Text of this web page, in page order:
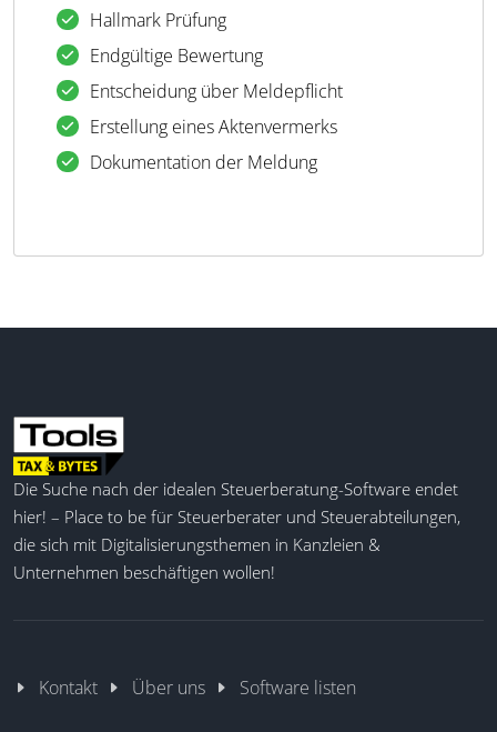
Hallmark Prüfung
Endgültige Bewertung
Entscheidung über Meldepflicht
Erstellung eines Aktenvermerks
Dokumentation der Meldung
Die Suche nach der idealen Steuerberatung-Software endet
hier! – Place to be für Steuerberater und Steuerabteilungen,
die sich mit Digitalisierungsthemen in Kanzleien &
Unternehmen beschäftigen wollen!
Kontakt Über uns Software listen